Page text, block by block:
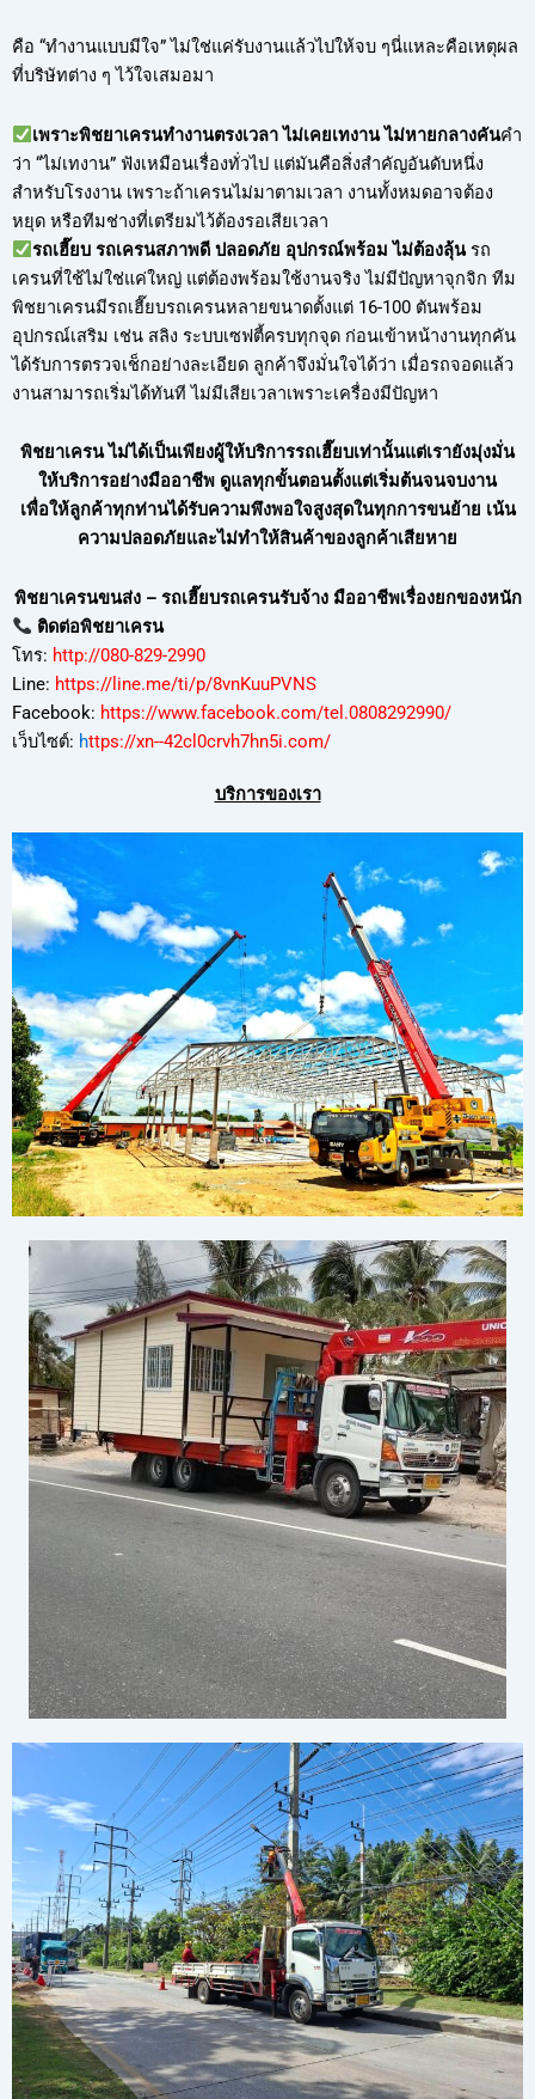
คือ “ทำงานแบบมีใจ” ไม่ใช่แค่รับงานแล้วไปให้จบ ๆนี่แหละคือเหตุผล
ที่บริษัทต่าง ๆ ไว้ใจเสมอมา
เพราะพิชยาเครนทำงานตรงเวลา ไม่เคยเทงาน ไม่หายกลางคันคำ
ว่า “ไม่เทงาน” ฟังเหมือนเรื่องทั่วไป แต่มันคือสิ่งสำคัญอันดับหนึ่ง
สำหรับโรงงาน เพราะถ้าเครนไม่มาตามเวลา งานทั้งหมดอาจต้อง
หยุด หรือทีมช่างที่เตรียมไว้ต้องรอเสียเวลา
รถเฮี๊ยบ รถเครนสภาพดี ปลอดภัย อุปกรณ์พร้อม ไม่ต้องลุ้นรถ
เครนที่ใช้ไม่ใช่แค่ใหญ่ แต่ต้องพร้อมใช้งานจริง ไม่มีปัญหาจุกจิก ทีม
พิชยาเครนมีรถเฮี๊ยบรถเครนหลายขนาดตั้งแต่ 16-100 ตันพร้อม
อุปกรณ์เสริม เช่น สลิง ระบบเซฟตี้ครบทุกจุด ก่อนเข้าหน้างานทุกคัน
ได้รับการตรวจเช็กอย่างละเอียด ลูกค้าจึงมั่นใจได้ว่า เมื่อรถจอดแล้ว
งานสามารถเริ่มได้ทันที ไม่มีเสียเวลาเพราะเครื่องมีปัญหา
พิชยาเครน ไม่ได้เป็นเพียงผู้ให้บริการรถเฮี๊ยบเท่านั้นแต่เรายังมุ่งมั่น
ให้บริการอย่างมืออาชีพ ดูแลทุกขั้นตอนตั้งแต่เริ่มต้นจนจบงาน
เพื่อให้ลูกค้าทุกท่านได้รับความพึงพอใจสูงสุดในทุกการขนย้าย เน้น
ความปลอดภัยและไม่ทำให้สินค้าของลูกค้าเสียหาย
พิชยาเครนขนส่ง – รถเฮี๊ยบรถเครนรับจ้าง มืออาชีพเรื่องยกของหนัก
ติดต่อพิชยาเครน
โทร: http://080-829-2990
Line: https://line.me/ti/p/8vnKuuPVNS
Facebook: https://www.facebook.com/tel.0808292990/
เว็บไซต์: https://xn--42cl0crvh7hn5i.com/
บริการของเรา